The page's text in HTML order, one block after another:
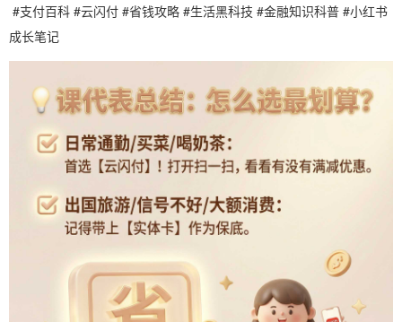
#支付百科 #云闪付 #省钱攻略 #生活黑科技 #金融知识科普 #小红书
成长笔记